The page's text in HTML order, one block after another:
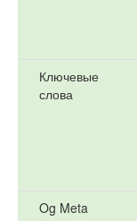
Ключевые
слова
Og Meta